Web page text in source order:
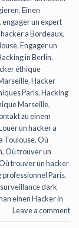
,Einen
,engager un expert
a Bordeaux,
,Engager un
in Berlin,
éthique
,Hacker
Paris,Hacking
Marseille,
zu einem
un hacker a
Toulouse,Où
,Où trouver un
trouver un hacker
professionnel Paris,
surveillance dark
einen Hacker in
Leave a comment